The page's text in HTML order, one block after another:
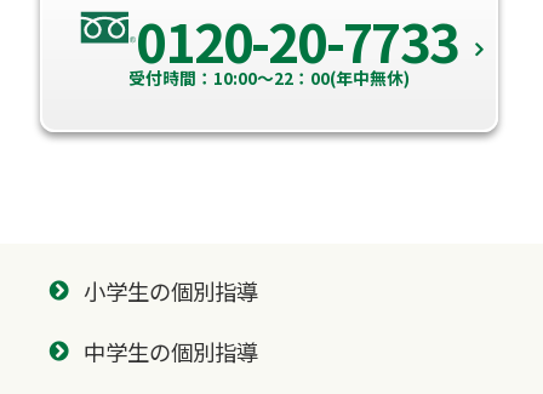
0120-20-7733
受付時間：10:00～22：00(年中無休)
小学生の個別指導
中学生の個別指導